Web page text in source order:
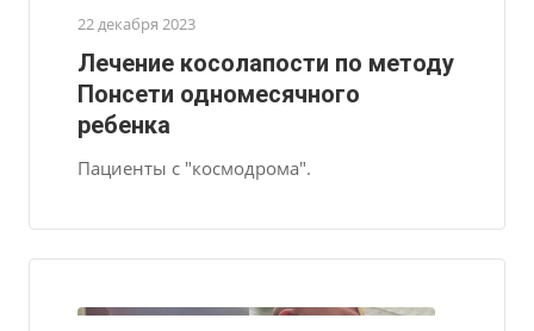
22 декабря 2023
Лечение косолапости по методу
Понсети одномесячного
ребенка
Пациенты с "космодрома".